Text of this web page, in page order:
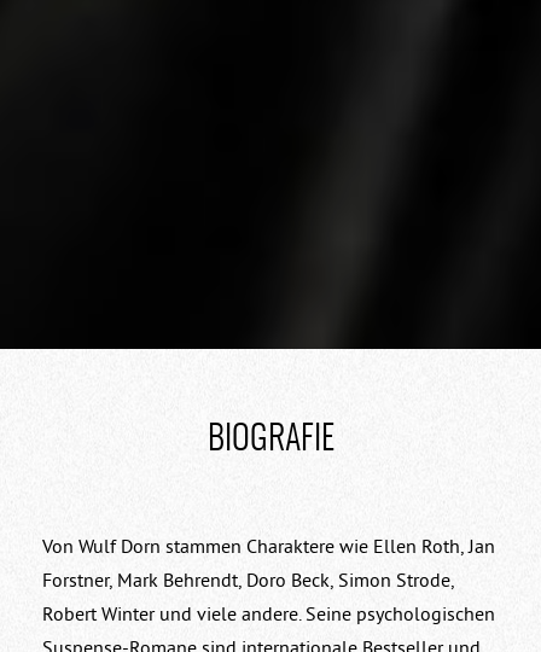
BIOGRAFIE
Von Wulf Dorn stammen Charaktere wie Ellen Roth, Jan
Forstner, Mark Behrendt, Doro Beck, Simon Strode,
Robert Winter und viele andere. Seine psychologischen
Suspense-Romane sind internationale Bestseller und